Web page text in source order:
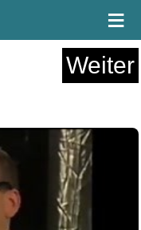
≡
Weiter